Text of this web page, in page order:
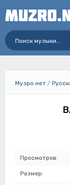
Музро.нет /
Просмотров:
Размер: